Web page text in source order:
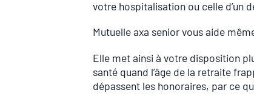
votre hospitalisation ou celle d’un
Mutuelle axa senior vous aide
Elle met ainsi à votre disposition
santé quand l’âge de la retraite
dépassent les honoraires, par ce